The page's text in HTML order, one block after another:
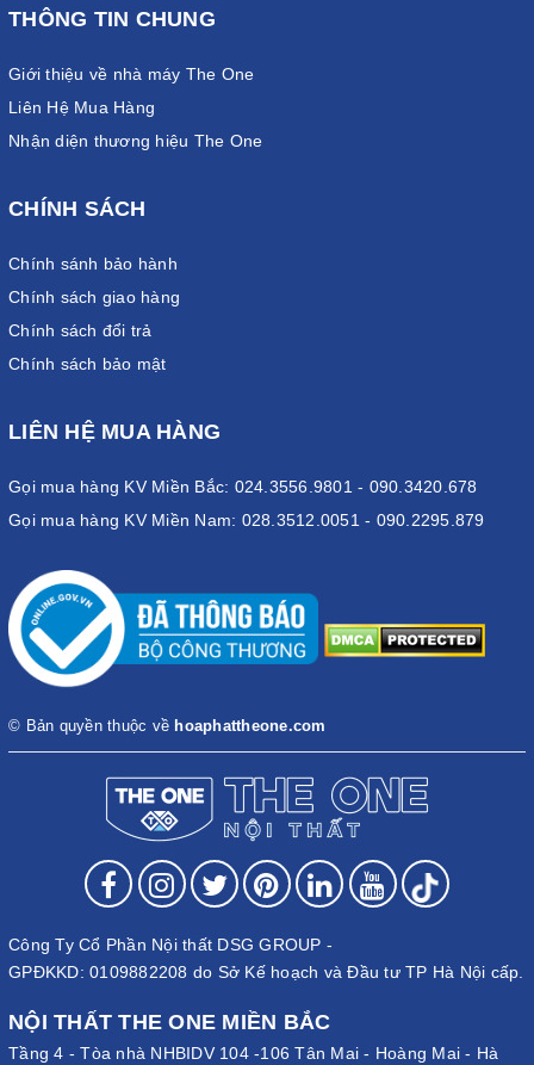
THÔNG TIN CHUNG
Giới thiệu về nhà máy The One
Liên Hệ Mua Hàng
Nhận diện thương hiệu The One
CHÍNH SÁCH
Chính sánh bảo hành
Chính sách giao hàng
Chính sách đổi trả
Chính sách bảo mật
LIÊN HỆ MUA HÀNG
Gọi mua hàng KV Miền Bắc: 024.3556.9801 - 090.3420.678
Gọi mua hàng KV Miền Nam: 028.3512.0051 - 090.2295.879
© Bản quyền thuộc về hoaphattheone.com
Công Ty Cổ Phần Nội thất DSG GROUP -
GPĐKKD: 0109882208 do Sở Kế hoạch và Đầu tư TP Hà Nội cấp.
NỘI THẤT THE ONE MIỀN BẮC
Tầng 4 - Tòa nhà NHBIDV 104 -106 Tân Mai - Hoàng Mai - Hà